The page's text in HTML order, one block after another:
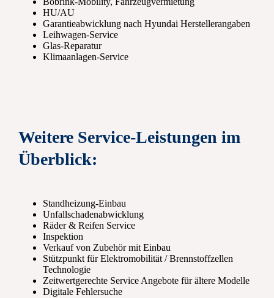
HU/AU
Garantieabwicklung nach Hyundai Herstellerangaben
Leihwagen-Service
Glas-Reparatur
Klimaanlagen-Service
Weitere Service-Leistungen im
Überblick:
Standheizung-Einbau
Unfallschadenabwicklung
Räder & Reifen Service
Inspektion
Verkauf von Zubehör mit Einbau
Stützpunkt für Elektromobilität / Brennstoffzellen
Technologie
Zeitwertgerechte Service Angebote für ältere Modelle
Digitale Fehlersuche